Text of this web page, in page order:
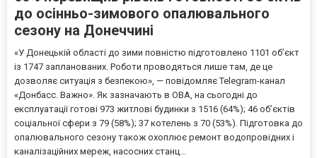
до осінньо-зимового опалювального
сезону на Донеччині
«У Донецькій області до зими повністю підготовлено 1101 об’єкт
із 1747 запланованих. Роботи проводяться лише там, де це
дозволяє ситуація з безпекою», — повідомляє Telegram-канал
«Донбасс. Важно». Як зазначають в ОВА, на сьогодні до
експлуатації готові 973 житлові будинки з 1516 (64%); 46 об’єктів
соціальної сфери з 79 (58%); 37 котелень з 70 (53%). Підготовка до
опалювального сезону також охоплює ремонт водопровідних і
каналізаційних мереж, насосних станц...